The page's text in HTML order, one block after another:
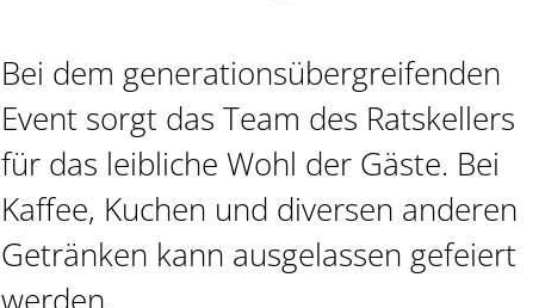
Bei dem generationsübergreifenden
Event sorgt das Team des Ratskellers
für das leibliche Wohl der Gäste. Bei
Kaffee, Kuchen und diversen anderen
Getränken kann ausgelassen gefeiert